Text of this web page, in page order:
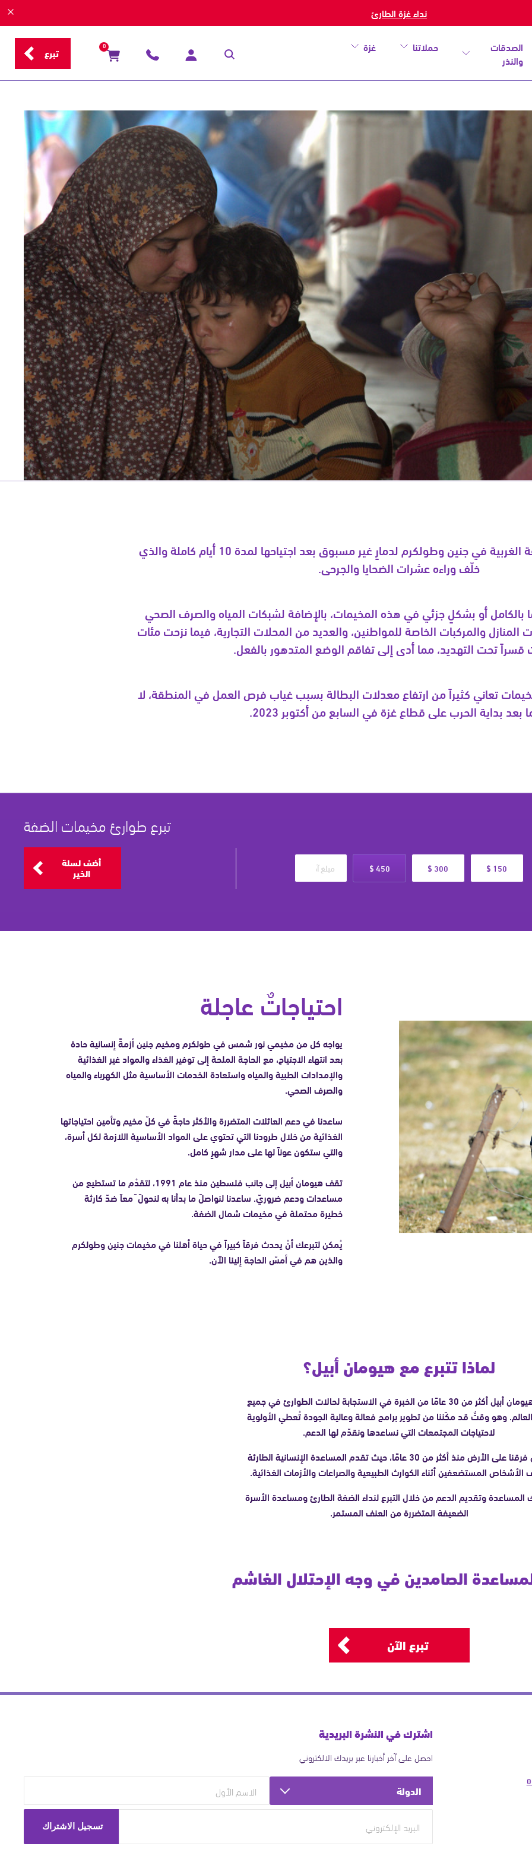
نداء غزة الطارئ
الصدقات
والنذر
حملاتنا غزة 0 تبرع
تعرّضت مخيمات شمال الضفة الغربية في جنين وطولكرم لدمارٍ غير مسبوق بعد اجتياحها لمدة 10 أيام كاملة والذي
خلّف وراءه عشرات الضحايا والجرحى.
بالكامل أو بشكلٍ جزئي في هذه المخيمات، بالإضافة لشبكات المياه والصرف الصحي
المنازل والمركبات الخاصة للمواطنين، والعديد من المحلات التجارية، فيما نزحت مئات
قسراً تحت التهديد، مما أدى إلى تفاقم الوضع المتدهور بالفعل.
تعاني كثيراً من ارتفاع معدلات البطالة بسبب غياب فرص العمل في المنطقة، لا
بعد بداية الحرب على قطاع غزة في السابع من أكتوبر 2023.
تبرع طوارئ مخيمات الضفة
150 $
300 $
450 $ أضف لسلة
الخير
احتياجاتٌ عاجلة
يواجه كل من مخيمي نور شمس في طولكرم ومخيم جنين أزمةً إنسانية حادة
بعد انتهاء الاجتياح، مع الحاجة الملحة إلى توفير الغذاء والمواد غير الغذائية
والإمدادات الطبية والمياه واستعادة الخدمات الأساسية مثل الكهرباء والمياه
والصرف الصحي.
ساعدنا في دعم العائلات المتضررة والأكثر حاجةً في كلّ مخيم وتأمين احتياجاتها
الغذائية من خلال طرودنا التي تحتوي على المواد الأساسية اللازمة لكل أسرة،
والتي ستكون عوناً لها على مدار شهرٍ كامل.
تقف هيومان أبيل إلى جانب فلسطين منذ عام 1991، لتقدْم ما تستطيع من
مساعدات ودعم ضروريّ. ساعدنا لنواصلَ ما بدأنا به لنحولَ َ معاَ ضدّ كارثة
خطيرة محتملة في مخيمات شمال الضفة.
يُمكن لتبرعك أنْ يحدث فرقاً كبيراً في حياة أهلنا في مخيمات جنين وطولكرم
والذين هم في أمسّ الحاجة إلينا الآن.
لماذا تتبرع مع هيومان أبيل؟
لدى هيومان أبيل أكثر من 30 عامًا من الخبرة في الاستجابة لحالات الطوارئ في جميع
العالم. وهو وقتٌ قد مكّننا من تطوير برامج فعالة وعالية الجودة تُعطي الأولوية
لاحتياجات المجتمعات التي نساعدها ونقدّم لها الدعم.
تعمل فرقنا على الأرض منذ أكثر من 30 عامًا، حيث تقدم المساعدة الإنسانية الطارئة
الأشخاص المستضعفين أثناء الكوارث الطبيعية والصراعات والأزمات الغذائية.
المساعدة وتقديم الدعم من خلال التبرع لنداء الضفة الطارئ ومساعدة الأسرة
الضعيفة المتضررة من العنف المستمر.
الصامدين في وجه الإحتلال الغاشم
تبرع الآن
خطأ
أغلق
اشترك في النشرة البريدية
احصل على آخر أخبارنا عبر بريدك الالكتروني
الدولة